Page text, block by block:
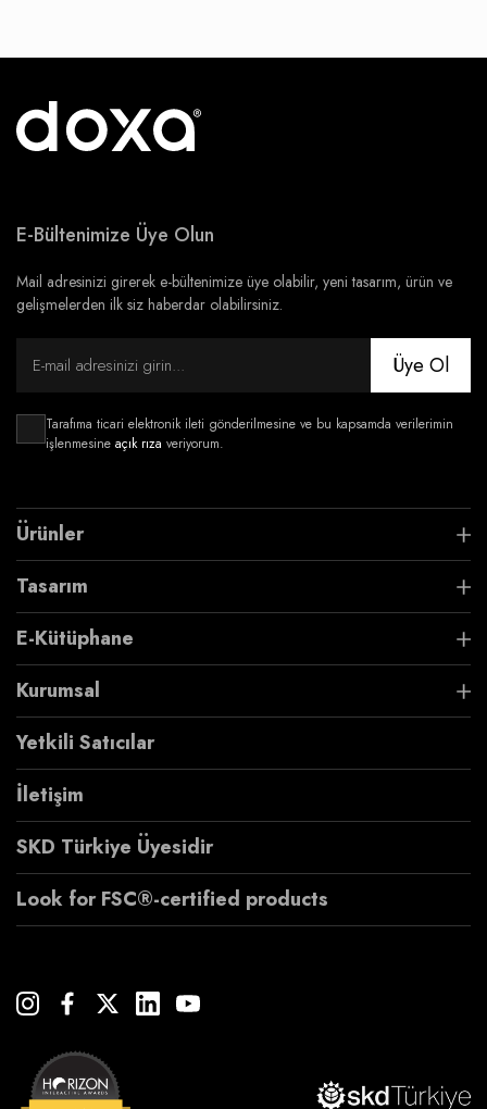
E-Bültenimize Üye Olun
Mail adresinizi girerek e-bültenimize üye olabilir, yeni tasarım, ürün ve
gelişmelerden ilk siz haberdar olabilirsiniz.
Üye Ol
Tarafıma ticari elektronik ileti gönderilmesine ve bu kapsamda verilerimin
işlenmesine açık rıza veriyorum.
Ürünler
Tasarım
E-Kütüphane
Kurumsal
Yetkili Satıcılar
İletişim
SKD Türkiye Üyesidir
Look for FSC®-certified products